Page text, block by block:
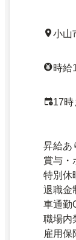
小山
時給
17時
昇給あ
賞与・
特別休
退職金
車通勤
職場内
雇用保